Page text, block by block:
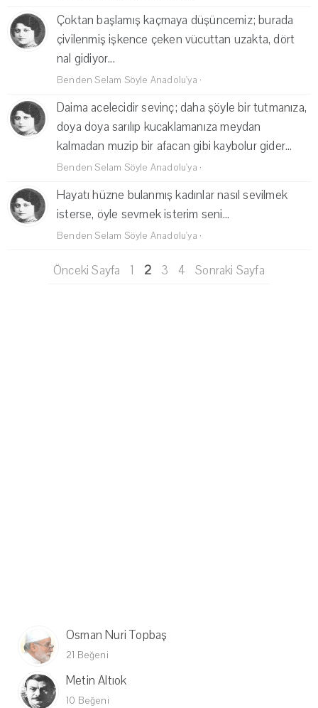
Çoktan başlamış kaçmaya düşüncemiz; burada
çivilenmiş işkence çeken vücuttan uzakta, dört
nal gidiyor...
Benden Selam Söyle Anadolu'ya ·
Daima acelecidir sevinç; daha şöyle bir tutmanıza,
doya doya sarılıp kucaklamanıza meydan
kalmadan muzip bir afacan gibi kaybolur gider...
Benden Selam Söyle Anadolu'ya ·
Hayatı hüzne bulanmış kadınlar nasıl sevilmek
isterse, öyle sevmek isterim seni...
Benden Selam Söyle Anadolu'ya ·
Önceki Sayfa 1 2 3 4 Sonraki Sayfa
Osman Nuri Topbaş
21 Beğeni
Metin Altıok
10 Beğeni